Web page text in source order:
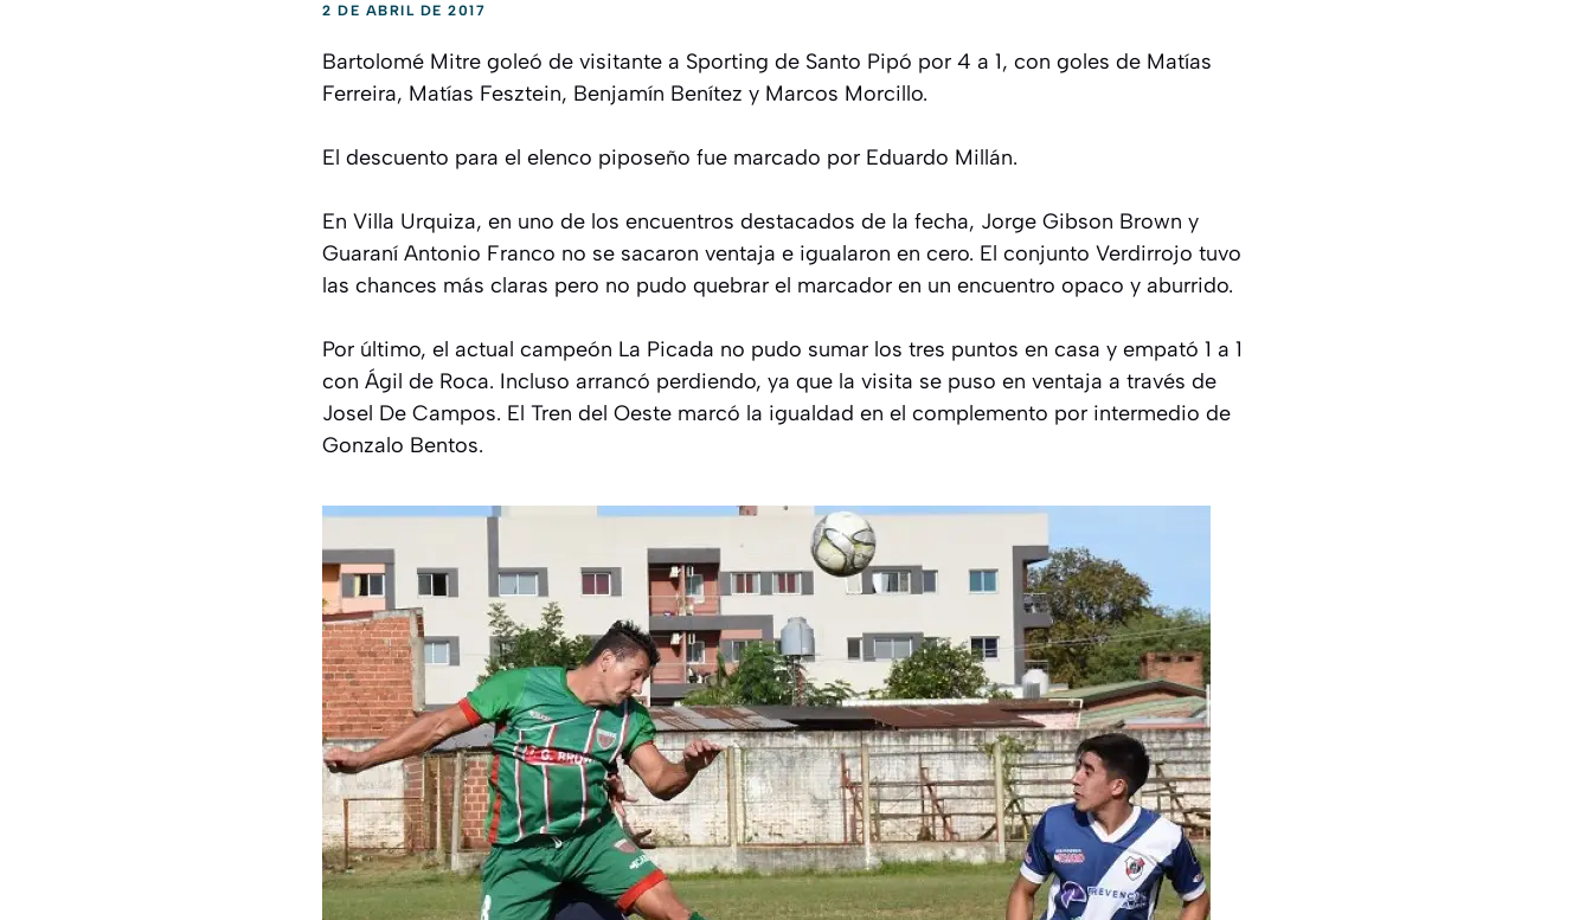
2 DE ABRIL DE 2017
Bartolomé Mitre goleó de visitante a Sporting de Santo Pipó por 4 a 1, con goles de Matías
Ferreira, Matías Fesztein, Benjamín Benítez y Marcos Morcillo.
El descuento para el elenco piposeño fue marcado por Eduardo Millán.
En Villa Urquiza, en uno de los encuentros destacados de la fecha, Jorge Gibson Brown y
Guaraní Antonio Franco no se sacaron ventaja e igualaron en cero. El conjunto Verdirrojo tuvo
las chances más claras pero no pudo quebrar el marcador en un encuentro opaco y aburrido.
Por último, el actual campeón La Picada no pudo sumar los tres puntos en casa y empató 1 a 1
con Ágil de Roca. Incluso arrancó perdiendo, ya que la visita se puso en ventaja a través de
Josel De Campos. El Tren del Oeste marcó la igualdad en el complemento por intermedio de
Gonzalo Bentos.